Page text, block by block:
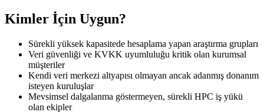
Kimler İçin Uygun?
Sürekli yüksek kapasitede hesaplama yapan araştırma grupları
Veri güvenliği ve KVKK uyumluluğu kritik olan kurumsal
müşteriler
Kendi veri merkezi altyapısı olmayan ancak adanmış donanım
isteyen kuruluşlar
Mevsimsel dalgalanma göstermeyen, sürekli HPC iş yükü
olan ekipler